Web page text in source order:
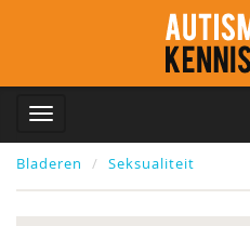
Bladeren Seksualiteit